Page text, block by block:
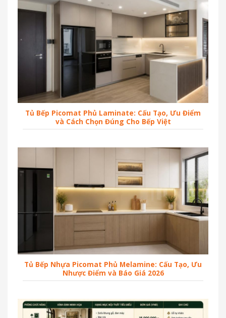
Tủ Bếp Picomat Phủ Laminate: Cấu Tạo, Ưu Điểm
và Cách Chọn Đúng Cho Bếp Việt
Tủ Bếp Nhựa Picomat Phủ Melamine: Cấu Tạo, Ưu
Nhược Điểm và Báo Giá 2026